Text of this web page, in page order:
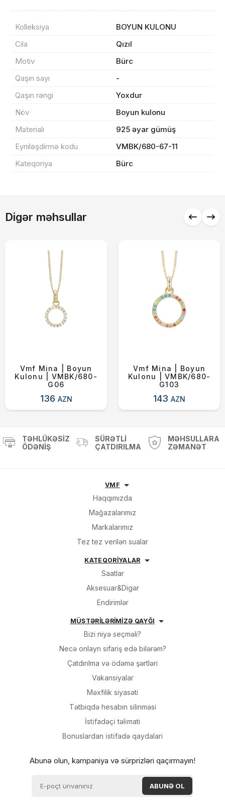
Kolleksiya
BOYUN KULONU
Cila
Qızıl
Motiv
Bürc
Qaşın sayı
-
Qaşın rəngi
Yoxdur
Növ
Boyun kulonu
Materialı
925 əyar gümüş
Eyniləşdirmə kodu
VMBK/680-67-11
Kateqoriya
Bürc
Digər məhsullar
Vmf Mina | Boyun
Kulonu | VMBK/680-
G06
136 AZN
Vmf Mina | Boyun
Kulonu | VMBK/680-
G103
143AZN
Məhsul(lar) səbətə əlavə edildi
Sifarişin detalları
Məhsul toplam
Endirim
Yekun məbləğ
TƏHLÜKƏSIZ
ÖDƏNIŞ
SÜRƏTLI
ÇATDIRILMA
MƏHSULLARA
ZƏMANƏT
VMF
Haqqımızda
Mağazalarımız
Markalarımız
Tez tez verilən sualar
KATEQORİYALAR
Saatlar
Aksesuar&Digər
Endirimlər
MÜŞTƏRİLƏRİMİZƏ QAYĞI
Bizi niyə seçməli?
Necə onlayn sifariş edə bilərəm?
Çatdırılma və ödəmə şərtləri
Vakansiyalar
Məxfilik siyasəti
Tətbiqdə hesabın silinməsi
İsti̇fadəçi̇ təli̇mati
Bonuslardan i̇sti̇fadə qaydalari
Abunə olun, kampaniya və sürprizləri qaçırmayın!